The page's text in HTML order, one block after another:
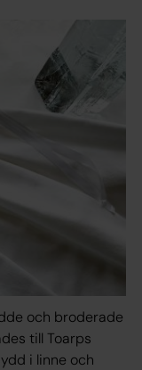
och broderade
till Toarps
i linne och